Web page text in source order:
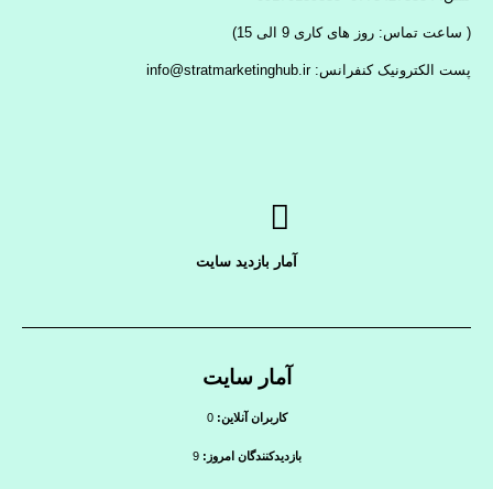
( ساعت تماس: روز های کاری 9 الی 15)
پست الکترونیک کنفرانس: info@stratmarketinghub.ir
آمار بازدید سایت
آمار سایت
کاربران آنلاین:0
بازدیدکنندگان امروز: 9